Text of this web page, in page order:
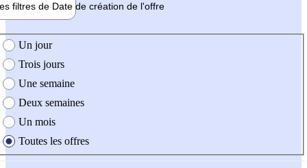
filtres de Date de création de l'offre
création de l'offre
Un jour
Trois jours
Une semaine
Deux semaines
Un mois
Toutes les offres